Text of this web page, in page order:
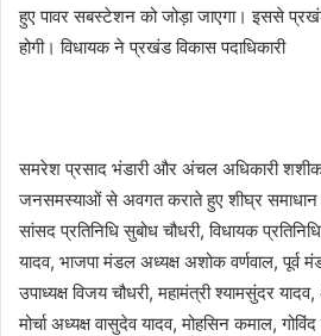
हुए पावर सबस्टेशन को जोड़ा जाएगा। इससे
होगी। विधायक ने प्रखंड विकास पदाधिकारी
समरेश प्रसाद भंडारी और अंचल अधिकारी
जनसमस्याओं से अवगत कराते हुए शीघ्र समाधान
सांसद प्रतिनिधि सुबोध चौधरी, विधायक
यादव, भाजपा मंडल अध्यक्ष अशोक वर्णवाल, पूर्व
उपाध्यक्ष विजय चौधरी, महामंत्री श्यामसुंदर
मोर्चा अध्यक्ष वासुदेव यादव, मोहसिन कमाल,